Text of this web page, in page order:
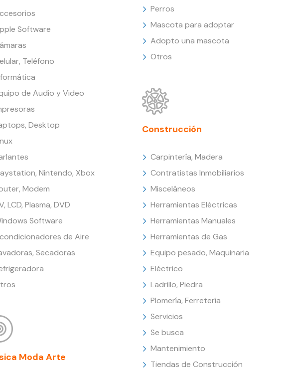
Software
Teléfono
de Audio y Video
Desktop
Nintendo, Xbox
Modem
LCD, Plasma, DVD
Software
de Aire
Secadoras
Moda Arte
Perros
Mascota para adoptar
Adopto una mascota
Otros
Construcción
Carpintería, Madera
Contratistas Inmobiliarios
Misceláneos
Herramientas Eléctricas
Herramientas Manuales
Herramientas de Gas
Equipo pesado, Maquinaria
Eléctrico
Ladrillo, Piedra
Plomería, Ferretería
Servicios
Se busca
Mantenimiento
Tiendas de Construcción